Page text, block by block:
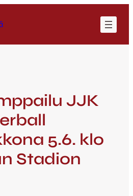
JJK
5.6. klo
Stadion